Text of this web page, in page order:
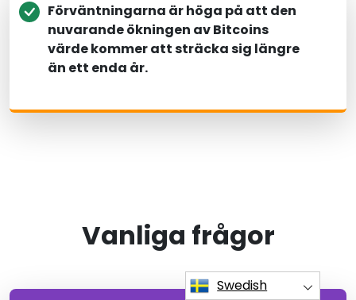
Förväntningarna är höga på att den
nuvarande ökningen av Bitcoins
värde kommer att sträcka sig längre
än ett enda år.
Vanliga frågor
Swedish